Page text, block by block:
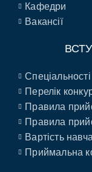
Кафедри
Вакансії
Спеціальності
Перелік
Правила
Правила
Вартість
Приймальна